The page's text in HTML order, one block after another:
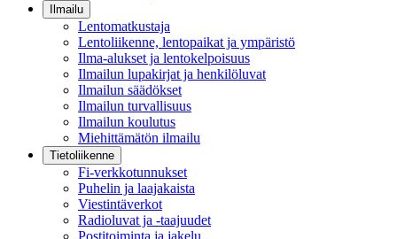
Ilmailu
Lentomatkustaja
Lentoliikenne, lentopaikat ja ympäristö
Ilma-alukset ja lentokelpoisuus
Ilmailun lupakirjat ja henkilöluvat
Ilmailun säädökset
Ilmailun turvallisuus
Ilmailun koulutus
Miehittämätön ilmailu
Tietoliikenne
Fi-verkkotunnukset
Puhelin ja laajakaista
Viestintäverkot
Radioluvat ja -taajuudet
Postitoiminta ja jakelu